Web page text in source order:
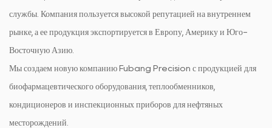
службы. Компания пользуется высокой репутацией на внутреннем
рынке, а ее продукция экспортируется в Европу, Америку и Юго-
Восточную Азию.
Мы создаем новую компанию Fubang Precision с продукцией для
биофармацевтического оборудования, теплообменников,
кондиционеров и инспекционных приборов для нефтяных
месторождений.